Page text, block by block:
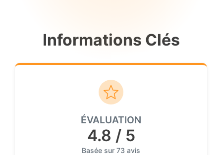
Informations Clés
ÉVALUATION
4.8 / 5
Basée sur 73 avis